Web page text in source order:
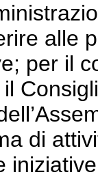
alle
per il
di